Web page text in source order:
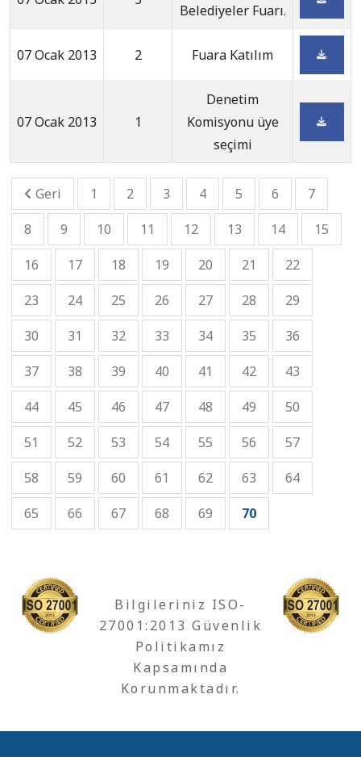
Belediyeler Fuarı.
07 Ocak 2013 2 Fuara Katılım
07 Ocak 2013 1
Denetim
Komisyonu üye
seçimi
Geri 1 2 3 4 5 6
7
8
9 10 11 12 13 14
15
16
17 18 19 20 21
22
23
24 25 26 27 28
29
30
31 32 33 34 35
36
37
38 39 40 41 42
43
44
45 46 47 48 49
50
51
52 53 54 55 56
57
58
59 60 61 62 63
64
65
66 67 68 69 70
Bilgileriniz ISO-
27001:2013 Güvenlik
Politikamız
Kapsamında
Korunmaktadır.